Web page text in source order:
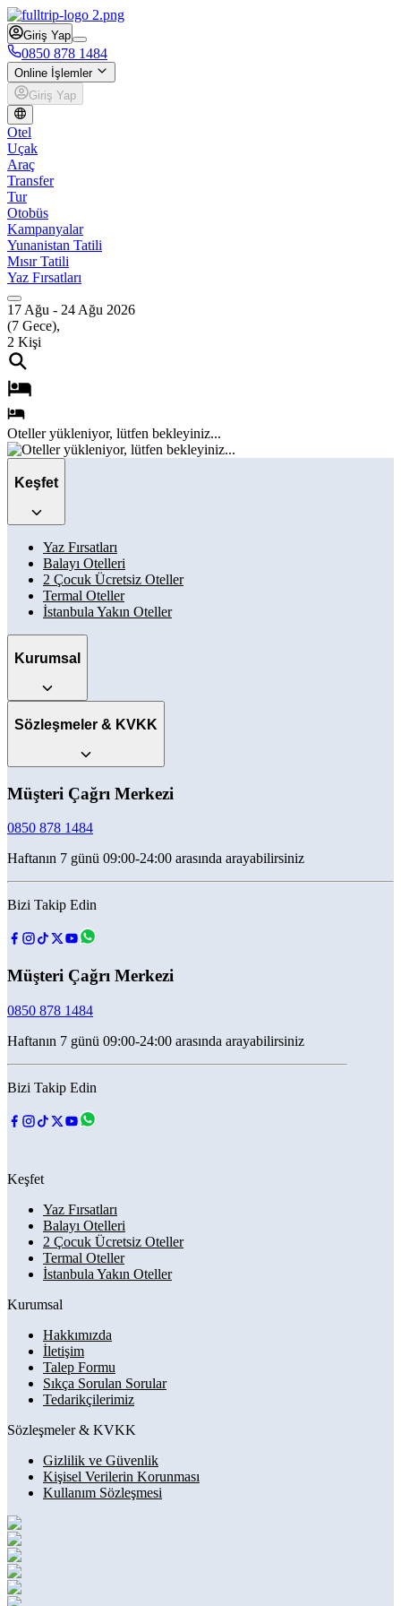
Giriş Yap
0850 878 1484
Online İşlemler
Giriş Yap
Otel
Uçak
Araç
Transfer
Tur
Otobüs
Kampanyalar
Yunanistan Tatili
Mısır Tatili
Yaz Fırsatları
17 Ağu - 24 Ağu 2026
(7 Gece),
2 Kişi
Otelleryükleniyor, lütfen bekleyiniz...
Keşfet
Yaz Fırsatları
Balayı Otelleri
2 Çocuk Ücretsiz Oteller
Termal Oteller
İstanbula Yakın Oteller
Kurumsal
Sözleşmeler & KVKK
Müşteri Çağrı Merkezi
0850 878 1484
Haftanın 7 günü 09:00-24:00 arasında arayabilirsiniz
Bizi Takip Edin
Müşteri Çağrı Merkezi
0850 878 1484
Haftanın 7 günü 09:00-24:00 arasında arayabilirsiniz
Bizi Takip Edin
Keşfet
Yaz Fırsatları
Balayı Otelleri
2 Çocuk Ücretsiz Oteller
Termal Oteller
İstanbula Yakın Oteller
Kurumsal
Hakkımızda
İletişim
Talep Formu
Sıkça Sorulan Sorular
Tedarikçilerimiz
Sözleşmeler & KVKK
Gizlilik ve Güvenlik
Kişisel Verilerin Korunması
Kullanım Sözleşmesi